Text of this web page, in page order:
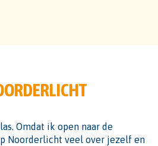
Omdat ik open naar de
Noorderlicht veel over jezelf en